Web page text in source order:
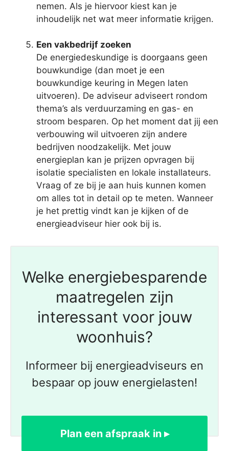
nemen. Als je hiervoor kiest kan je
inhoudelijk net wat meer informatie krijgen.
Een vakbedrijf zoeken
De energiedeskundige is doorgaans geen
bouwkundige (dan moet je een
bouwkundige keuring in Megen laten
uitvoeren). De adviseur adviseert rondom
thema’s als verduurzaming en gas- en
stroom besparen. Op het moment dat jij een
verbouwing wil uitvoeren zijn andere
bedrijven noodzakelijk. Met jouw
energieplan kan je prijzen opvragen bij
isolatie specialisten en lokale installateurs.
Vraag of ze bij je aan huis kunnen komen
om alles tot in detail op te meten. Wanneer
je het prettig vindt kan je kijken of de
energieadviseur hier ook bij is.
Welke energiebesparende
maatregelen zijn
interessant voor jouw
woonhuis?
Informeer bij energieadviseurs en
bespaar op jouw energielasten!
Plan een afspraak in ▸